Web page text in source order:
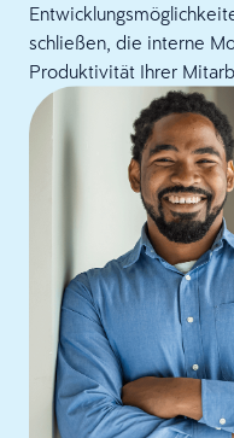
schließen, die interne
Produktivität Ihrer